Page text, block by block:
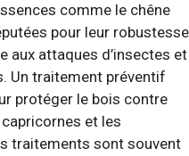
comme le chêne
pour leur robustesse
aux attaques d’insectes et
Un traitement préventif
protéger le bois contre
et les
traitements sont souvent